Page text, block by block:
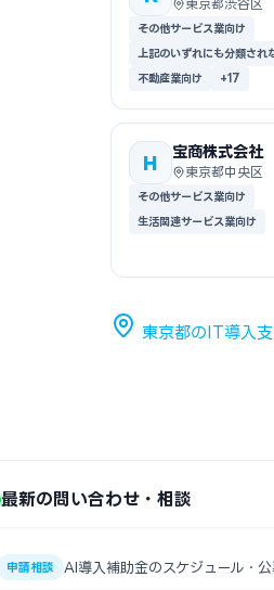
東京都渋谷区
その他サービス業向け
上記のいずれにも分類され
不動産業向け
+17
H
宝商株式会社
東京都中央区
その他サービス業向け
生活関連サービス業向け
東京都のIT導入
最新の問い合わせ・相談
申請相談 AI導入補助金のスケジュール・